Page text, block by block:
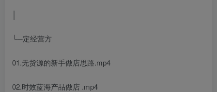
│
└─定经营方
01.无货源的新手做店思路.mp4
02.时效蓝海产品做店 .mp4